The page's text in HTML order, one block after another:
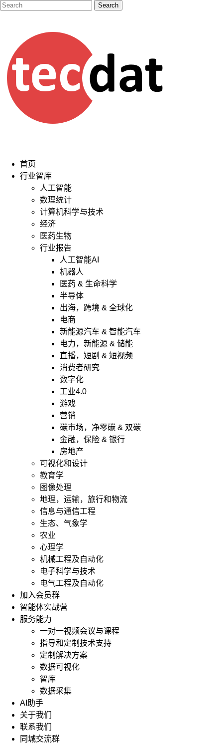
首页
行业智库
人工智能
数理统计
计算机科学与技术
经济
医药生物
行业报告
人工智能AI
机器人
医药 & 生命科学
半导体
出海，跨境 & 全球化
电商
新能源汽车 & 智能汽车
电力，新能源 & 储能
直播，短剧 & 短视频
消费者研究
数字化
工业4.0
游戏
营销
碳市场，净零碳 & 双碳
金融，保险 & 银行
房地产
可视化和设计
教育学
图像处理
地理，运输，旅行和物流
信息与通信工程
生态、气象学
农业
心理学
机械工程及自动化
电子科学与技术
电气工程及自动化
加入会员群
智能体实战营
服务能力
一对一视频会议与课程
指导和定制技术支持
定制解决方案
数据可视化
智库
数据采集
AI助手
关于我们
联系我们
同城交流群